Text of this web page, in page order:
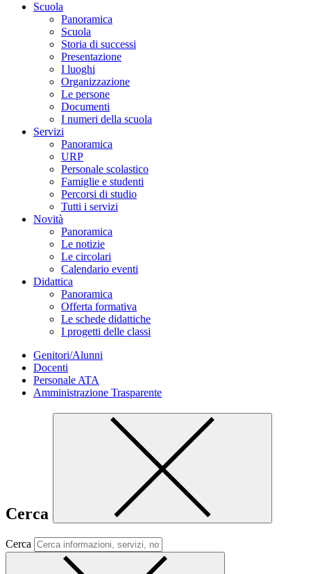
Scuola
Panoramica
Scuola
Storia di successi
Presentazione
I luoghi
Organizzazione
Le persone
Documenti
I numeri della scuola
Servizi
Panoramica
URP
Personale scolastico
Famiglie e studenti
Percorsi di studio
Tutti i servizi
Novità
Panoramica
Le notizie
Le circolari
Calendario eventi
Didattica
Panoramica
Offerta formativa
Le schede didattiche
I progetti delle classi
Genitori/Alunni
Docenti
Personale ATA
Amministrazione Trasparente
Cerca
Cerca